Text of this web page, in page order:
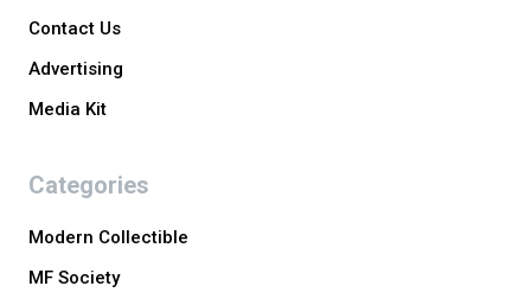
Contact Us
Advertising
Media Kit
Categories
Modern Collectible
MF Society